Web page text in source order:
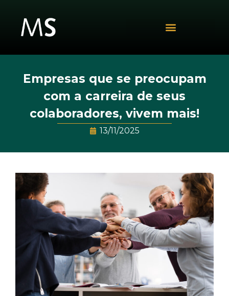
Empresas que se preocupam
com a carreira de seus
colaboradores, vivem mais!
13/11/2025